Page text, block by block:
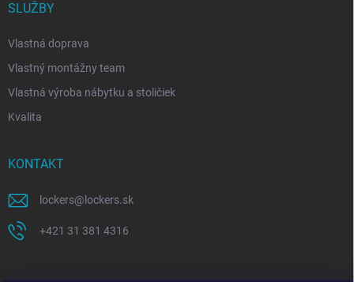
SLUŽBY
Vlastná doprava
Vlastný montážny team
Vlastná výroba nábytku a stoličiek
Kvalita
KONTAKT
lockers@ lockers.sk
+421 31 381 4316